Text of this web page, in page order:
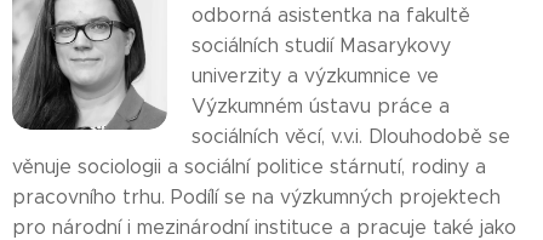
odborná asistentka na fakultě
sociálních studií Masarykovy
univerzity a výzkumnice ve
Výzkumném ústavu práce a
sociálních věcí, v.v.i. Dlouhodobě se
věnuje sociologii a sociální politice stárnutí, rodiny a
pracovního trhu. Podílí se na výzkumných projektech
pro národní i mezinárodní instituce a pracuje také jako